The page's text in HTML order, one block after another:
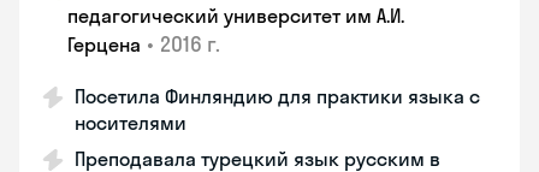
педагогический университет им А.И.
Герцена • 2016 г.
Посетила Финляндию для практики языка с
носителями
Преподавала турецкий язык русским в